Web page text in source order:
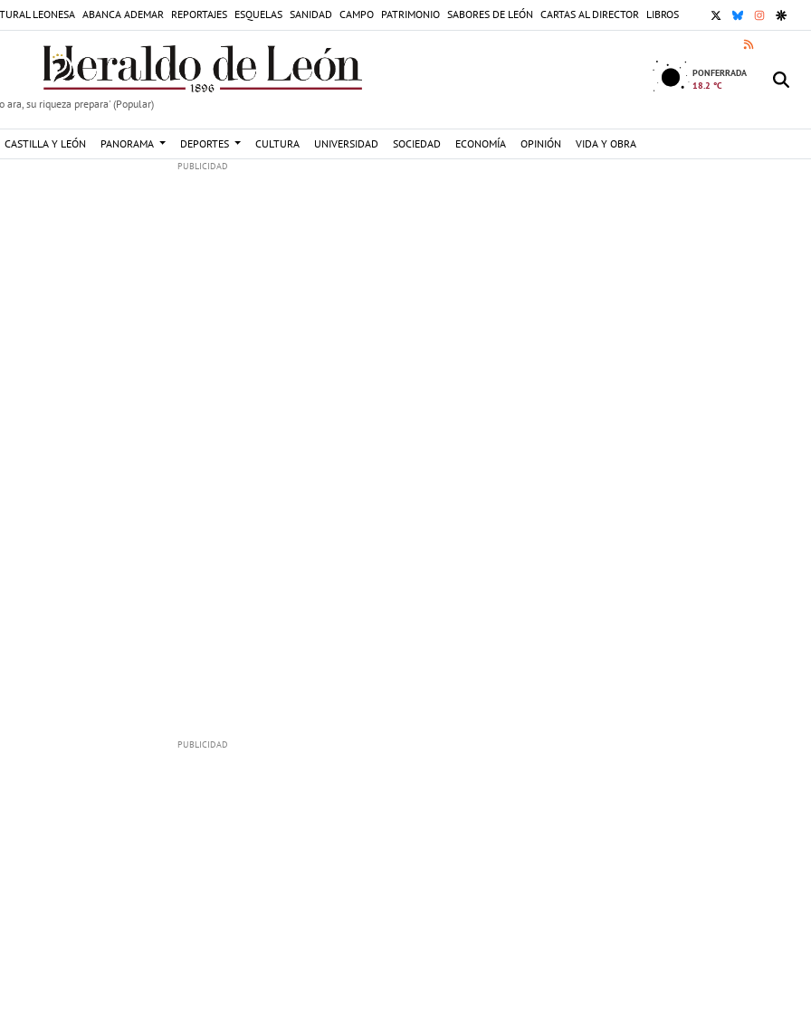
LEONESA ABANCA ADEMAR REPORTAJES ESQUELAS SANIDAD CAMPO PATRIMONIO SABORES DE LEÓN CARTAS AL DIRECTOR LIBROS X BLUESKY
RSS
ara, su riqueza prepara' (Popular)
PONFERRADA
18.2 °C
CASTILLA Y LEÓN PANORAMA DEPORTES CULTURA UNIVERSIDAD SOCIEDAD ECONOMÍA OPINIÓN VIDA Y OBRA